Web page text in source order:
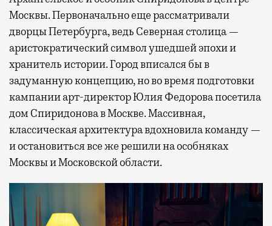
Москвы. Первоначально еще рассматривали
дворцы Петербурга, ведь Северная столица —
аристократический символ ушедшей эпохи и
хранитель истории. Город вписался бы в
задуманную концепцию, но во время подготовки
кампании арт-директор Юлия Федорова посетила
дом Спиридонова в Москве. Массивная,
классическая архитектура вдохновила команду —
и остановиться все же решили на особняках
Москвы и Московской области.